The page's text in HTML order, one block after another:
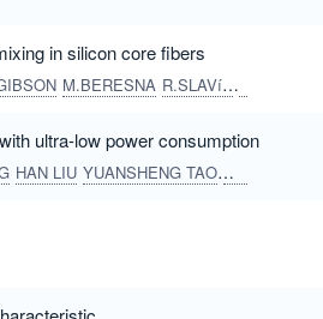
in silicon core fibers
M.BERESNA R.SLAVíK
ultra-low power consumption
HAN LIU YUANSHENG TAO JIANGRUI